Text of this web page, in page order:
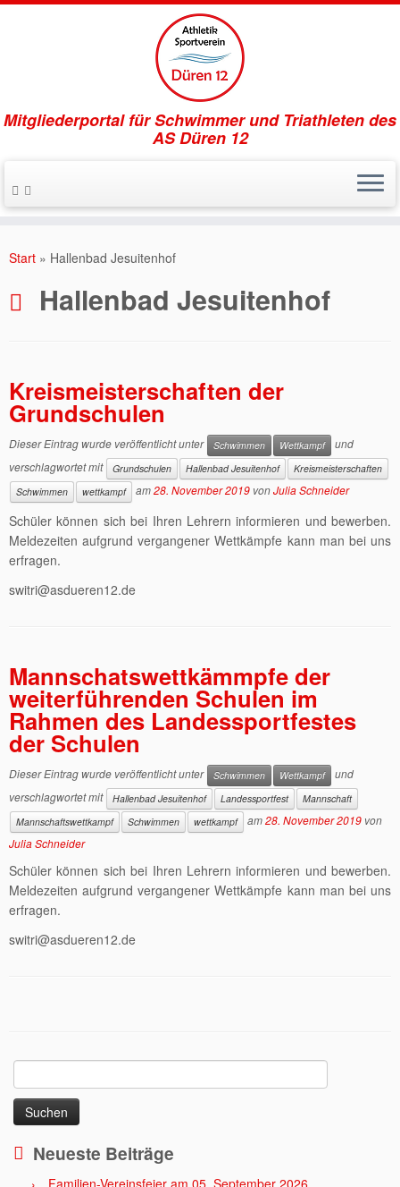
Inhalt
Mitgliederportal für Schwimmer und Triathleten des
AS Düren 12
Start » Hallenbad Jesuitenhof
Hallenbad Jesuitenhof
Kreismeisterschaften der
Grundschulen
Dieser Eintrag wurde veröffentlicht unter Schwimmen Wettkampf
und
verschlagwortet mit
Grundschulen Hallenbad Jesuitenhof
Kreismeisterschaften
Schwimmen
wettkampf am28. November 2019 vonJulia Schneider
Schüler können sich bei Ihren Lehrern informieren und bewerben.
Meldezeiten aufgrund vergangener Wettkämpfe kann man bei uns
erfragen.
switri@asdueren12.de
Mannschatswettkämmpfe der
weiterführenden Schulen im
Rahmen des Landessportfestes
der Schulen
Dieser Eintrag wurde veröffentlicht unter Schwimmen Wettkampf
und
verschlagwortet mit
Hallenbad Jesuitenhof Landessportfest
Mannschaft
Mannschaftswettkampf
Schwimmen wettkampf am28. November 2019 von
Julia Schneider
Schüler können sich bei Ihren Lehrern informieren und bewerben.
Meldezeiten aufgrund vergangener Wettkämpfe kann man bei uns
erfragen.
switri@asdueren12.de
nach:
Neueste Beiträge
Familien-Vereinsfeier am 05. September 2026